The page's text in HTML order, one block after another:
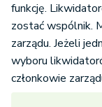
funkcję.
zostać wspólnik.
zarządu. Jeżeli
wyboru
członkowie